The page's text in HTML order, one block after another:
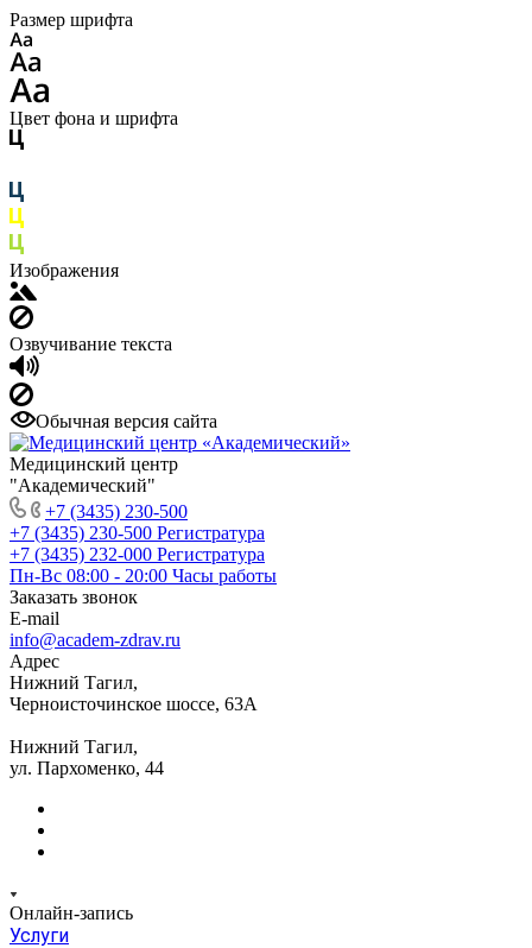
Размер шрифта
Цвет фона и шрифта
Изображения
Озвучивание текста
Обычная версия сайта
Медицинский центр
"Академический"
+7 (3435) 230-500
+7 (3435) 230-500 Регистратура
+7 (3435) 232-000 Регистратура
Пн-Вс 08:00 - 20:00 Часы работы
Заказать звонок
E-mail
info@academ-zdrav.ru
Адрес
Нижний Тагил,
Черноисточинское шоссе, 63А
Нижний Тагил,
ул. Пархоменко, 44
Онлайн-запись
Услуги